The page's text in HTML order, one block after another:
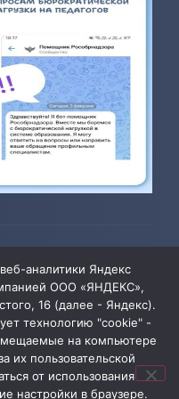
что информация,
размещена на
творчества детей
аналитики Яндекс
ООО «ЯНДЕКС»,
16 (далее - Яндекс).
технологию "cookie" -
на компьютере
их пользовательской
от использования
настройки в браузере.